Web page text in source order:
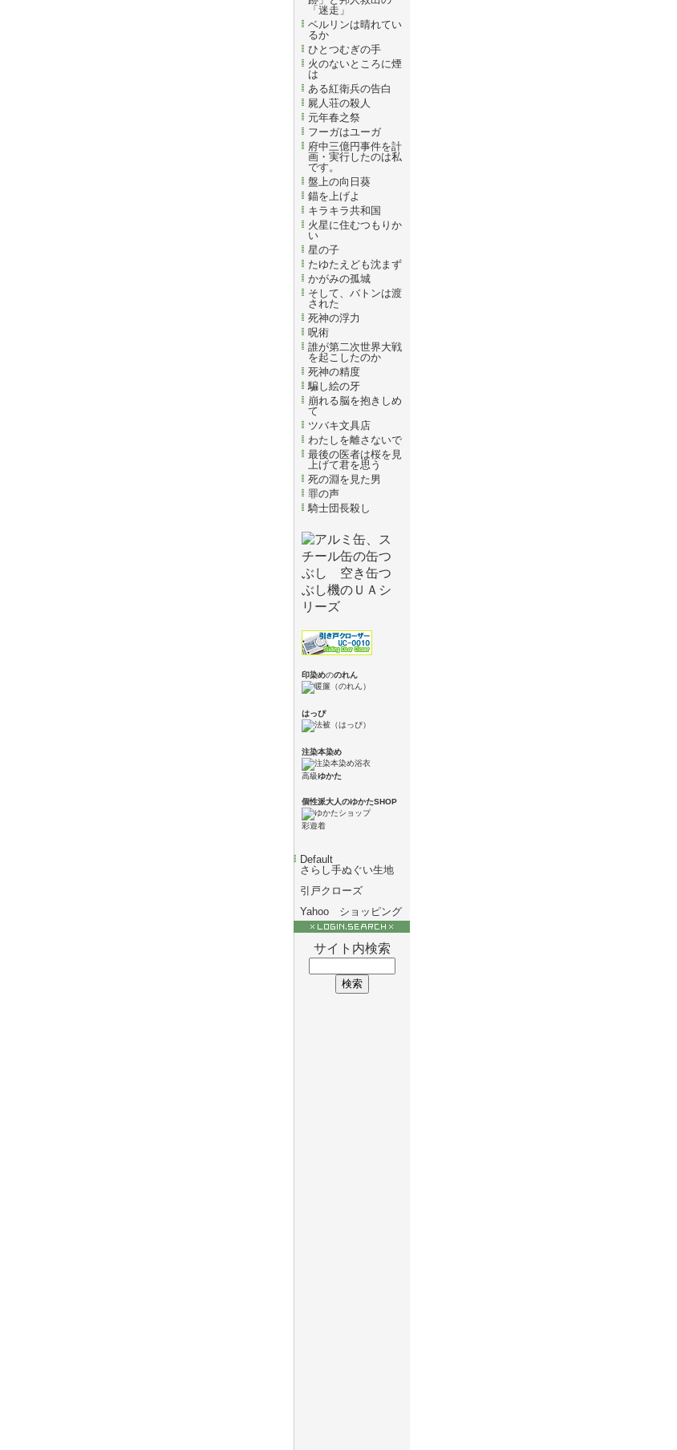
「迷走」
ベルリンは晴れてい
るか
ひとつむぎの手
火のないところに煙
は
ある紅衛兵の告白
屍人荘の殺人
元年春之祭
フーガはユーガ
府中三億円事件を計
画・実行したのは私
です。
盤上の向日葵
錨を上げよ
キラキラ共和国
火星に住むつもりか
い
星の子
たゆたえども沈まず
かがみの孤城
そして、バトンは渡
された
死神の浮力
呪術
誰が第二次世界大戦
を起こしたのか
死神の精度
騙し絵の牙
崩れる脳を抱きしめ
て
ツバキ文具店
わたしを離さないで
最後の医者は桜を見
上げて君を思う
死の淵を見た男
罪の声
騎士団長殺し
印染めののれん
はっぴ
注染本染め
高級ゆかた
個性派大人のゆかたSHOP
彩遊着
Default
さらし手ぬぐい生地
引戸クローズ
Yahoo ショッピング
サイト内検索